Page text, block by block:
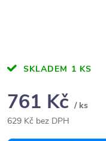
SKLADEM 1 KS
761 Kč / ks
629 Kč bez DPH